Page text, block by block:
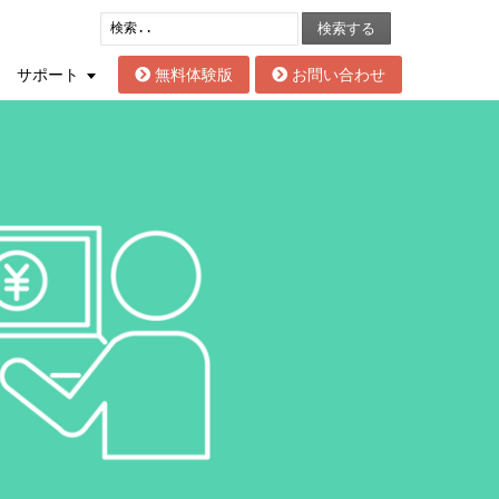
検索する
サポート 無料体験版 お問い合わせ